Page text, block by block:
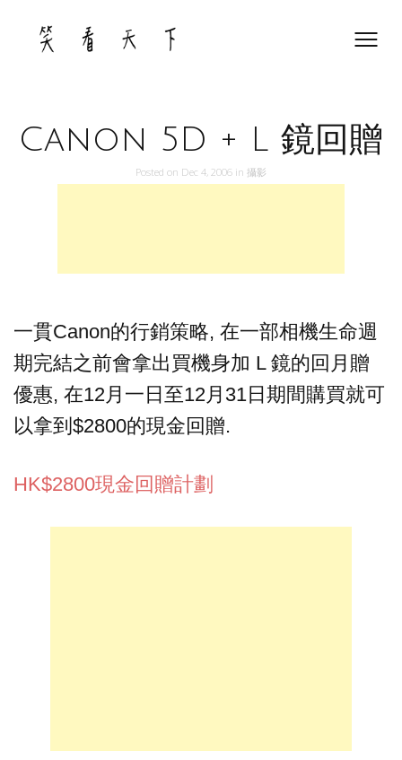
content
Canon 5D + L 鏡回贈
Posted on Dec 4, 2006 in 攝影
一貫Canon的行銷策略, 在一部相機生命週
期完結之前會拿出買機身加 L 鏡的回月贈
優惠, 在12月一日至12月31日期間購買就可
以拿到$2800的現金回贈.
HK$2800現金回贈計劃